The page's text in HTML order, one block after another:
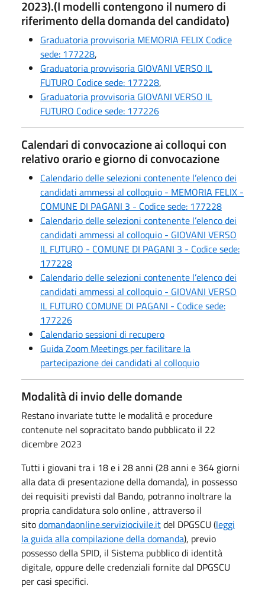
2023).(I modelli contengono il numero di
riferimento della domanda del candidato)
Graduatoria provvisoria MEMORIA FELIX Codice
sede: 177228,
Graduatoria provvisoria GIOVANI VERSO IL
FUTURO Codice sede: 177228,
Graduatoria provvisoria GIOVANI VERSO IL
FUTURO Codice sede: 177226
Calendari di convocazione ai colloqui con
relativo orario e giorno di convocazione
Calendario delle selezioni contenente l’elenco dei
candidati ammessi al colloquio - MEMORIA FELIX -
COMUNE DI PAGANI 3 - Codice sede: 177228
Calendario delle selezioni contenente l’elenco dei
candidati ammessi al colloquio - GIOVANI VERSO
IL FUTURO - COMUNE DI PAGANI 3 - Codice sede:
177228
Calendario delle selezioni contenente l’elenco dei
candidati ammessi al colloquio - GIOVANI VERSO
IL FUTURO COMUNE DI PAGANI - Codice sede:
177226
Calendario sessioni di recupero
Guida Zoom Meetings per facilitare la
partecipazione dei candidati al colloquio
Modalità di invio delle domande
Restano invariate tutte le modalità e procedure
contenute nel sopracitato bando pubblicato il 22
dicembre 2023
Tutti i giovani tra i 18 e i 28 anni (28 anni e 364 giorni
alla data di presentazione della domanda), in possesso
dei requisiti previsti dal Bando, potranno inoltrare la
propria candidatura solo online , attraverso il
sitodomandaonline.serviziocivile.itdel DPGSCU (leggi
la guida alla compilazione della domanda), previo
possesso della SPID, il Sistema pubblico di identità
digitale, oppure delle credenziali fornite dal DPGSCU
per casi specifici.